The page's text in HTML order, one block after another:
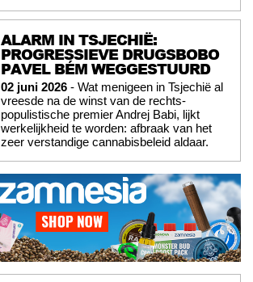
ALARM IN TSJECHIË:
PROGRESSIEVE DRUGSBOBO
PAVEL BÉM WEGGESTUURD
02 juni 2026 - Wat menigeen in Tsjechië al
vreesde na de winst van de rechts-
populistische premier Andrej Babi, lijkt
werkelijkheid te worden: afbraak van het
zeer verstandige cannabisbeleid aldaar.